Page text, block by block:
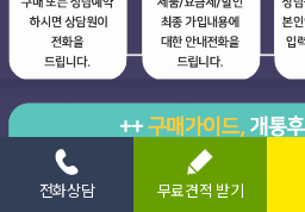
전화상담 무료견적 받기